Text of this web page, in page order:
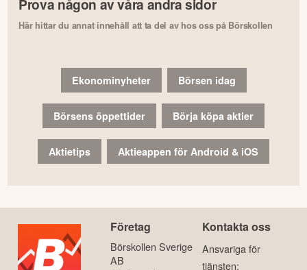
Prova någon av våra andra sidor
Här hittar du annat innehåll att ta del av hos oss på Börskollen
Ekonominyheter Börsen idag
Börsens öppettider Börja köpa aktier
Aktietips Aktieappen för Android & iOS
Företag
Börskollen Sverige
AB
Kontakta oss
Ansvariga för
tjänsten: